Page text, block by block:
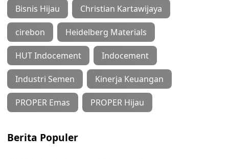
Bisnis Hijau Christian Kartawijaya
cirebon Heidelberg Materials
HUT Indocement Indocement
Industri Semen Kinerja Keuangan
PROPER Emas PROPER Hijau
Berita Populer